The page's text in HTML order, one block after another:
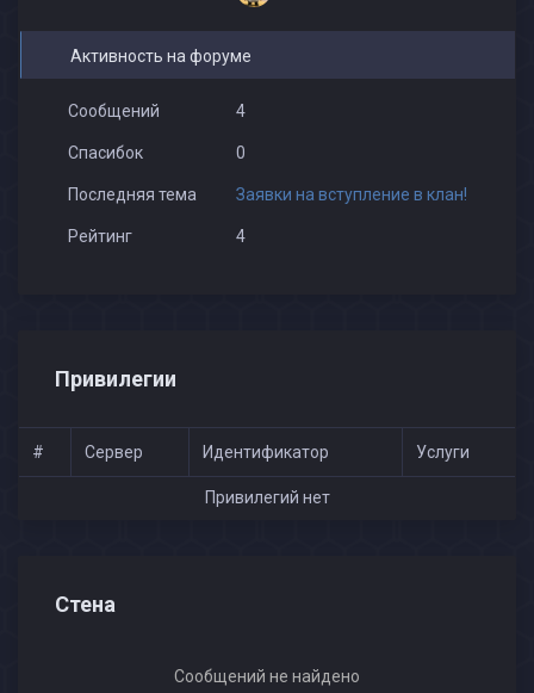
Активность на форуме
Сообщений 4
Спасибок 0
Последняя тема Заявки на вступление в клан!
Рейтинг 4
Привилегии
# Сервер Идентификатор Услуги
Привилегий нет
Стена
Сообщений не найдено